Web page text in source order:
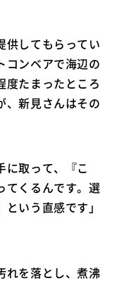
供してもらってい
コンベアで海辺の
度たまったところ
、新見さんはその
に取って、『こ
てくるんです。選
いう直感です」
れを落とし、煮沸